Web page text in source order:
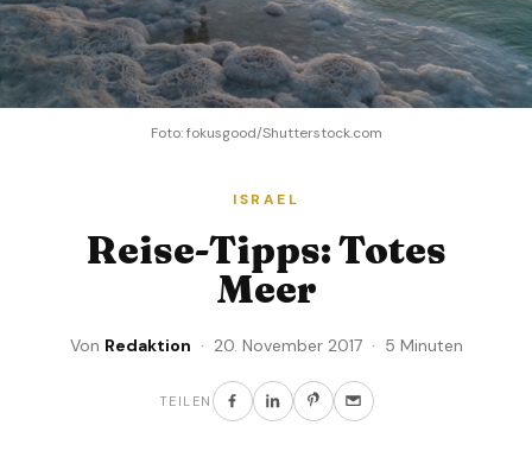
Foto: fokusgood/Shutterstock.com
ISRAEL
Reise-Tipps: Totes
Meer
Von Redaktion · 20. November 2017 · 5 Minuten
TEILEN